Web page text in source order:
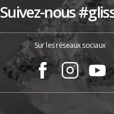
Suivez-nous
Sur les réseaux sociaux